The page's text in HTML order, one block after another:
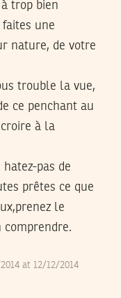
trop bien
une
nature, de votre
trouble la vue,
ce penchant au
à la
hatez-pas de
prêtes ce que
le
comprendre.
at 12/12/2014